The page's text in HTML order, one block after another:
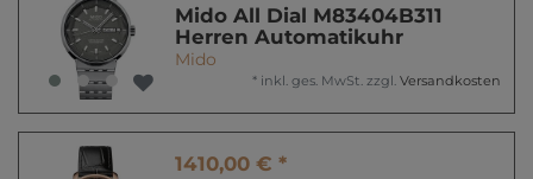
Mido All Dial M83404B311
Herren Automatikuhr
Mido
* inkl. ges. MwSt. zzgl. Versandkosten
1410,00 € *